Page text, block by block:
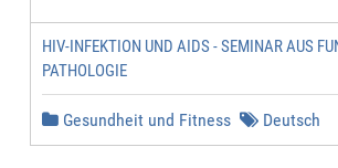
HIV-INFEKTION UND AIDS - SEMINAR AUS
PATHOLOGIE
Gesundheit und Fitness Deutsch